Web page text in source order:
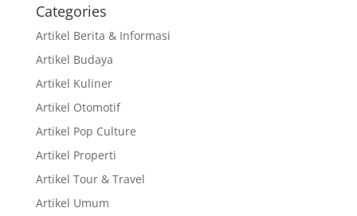
Categories
Artikel Berita & Informasi
Artikel Budaya
Artikel Kuliner
Artikel Otomotif
Artikel Pop Culture
Artikel Properti
Artikel Tour & Travel
Artikel Umum